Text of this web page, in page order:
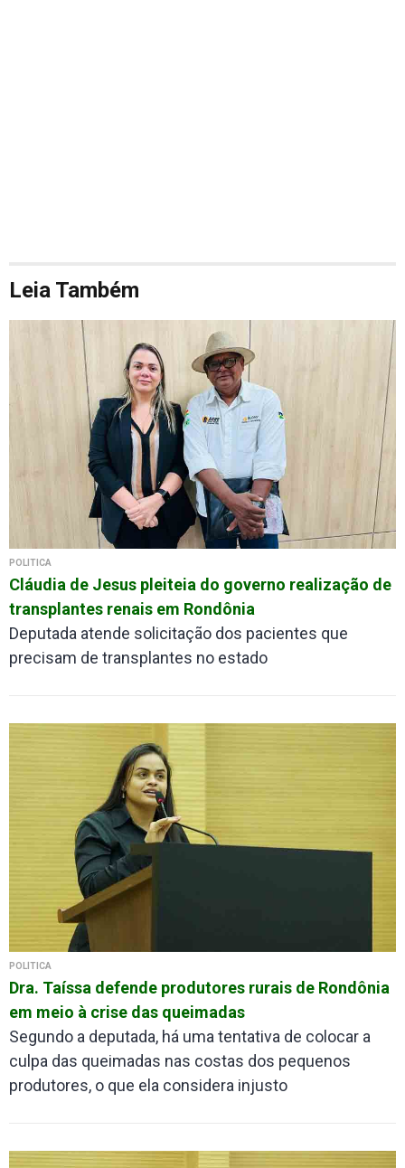
Leia Também
POLÍTICA
Cláudia de Jesus pleiteia do governo realização de
transplantes renais em Rondônia
Deputada atende solicitação dos pacientes que
precisam de transplantes no estado
POLÍTICA
Dra. Taíssa defende produtores rurais de Rondônia
em meio à crise das queimadas
Segundo a deputada, há uma tentativa de colocar a
culpa das queimadas nas costas dos pequenos
produtores, o que ela considera injusto